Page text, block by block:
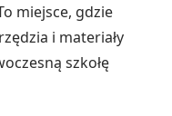
miejsce, gdzie
i materiały
szkołę